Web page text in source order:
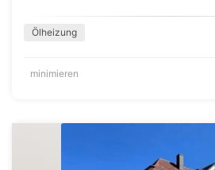
Ölheizung
minimieren